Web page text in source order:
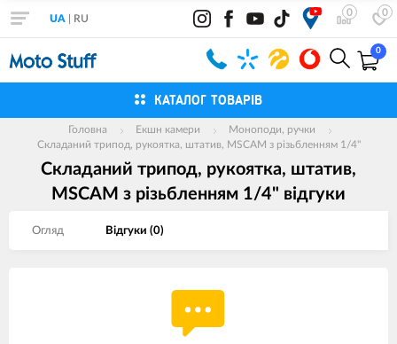
0 0
UA RU
0
КАТАЛОГ ТОВАРІВ
Головна Екшн камери
Моноподи, ручки
Складаний трипод, рукоятка, штатив, MSCAM з різьбленням 1/4"
Складаний трипод, рукоятка, штатив,
MSCAM з різьбленням 1/4" вiдгуки
Огляд Вiдгуки (0)